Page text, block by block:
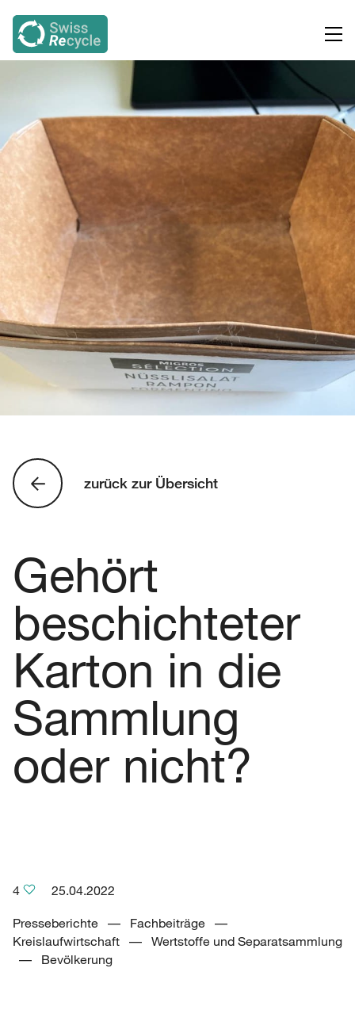
zurück zur Übersicht
Gehört
beschichteter
Karton in die
Sammlung
oder nicht?
4 25.04.2022
Presseberichte –– Fachbeiträge ––
Kreislaufwirtschaft –– Wertstoffe und Separatsammlung
–– Bevölkerung